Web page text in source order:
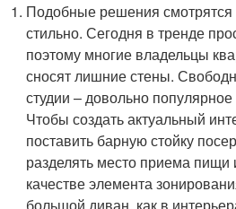
Подобные решения смотрятся
стильно. Сегодня в тренде
поэтому многие владельцы
сносят лишние стены.
студии – довольно
Чтобы создать актуальный
поставить барную стойку
разделять место приема пищи
качестве элемента